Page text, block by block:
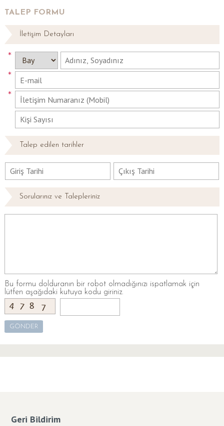
TALEP FORMU
İletişim Detayları
*
*
*
Talep edilen tarihler
Sorularınız ve Talepleriniz
Bu formu dolduranın bir robot olmadığınızı ispatlamak için
lütfen aşağıdaki kutuya kodu giriniz.
Geri Bildirim